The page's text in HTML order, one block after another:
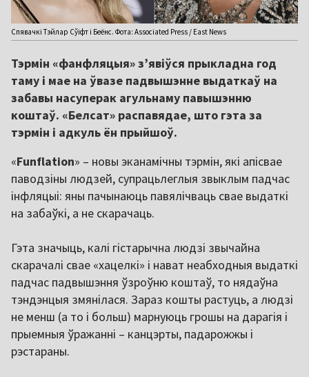
Спявачкі Тэйлар Сўіфт і Беёнс. Фота: Associated Press / East News
Тэрмін «фанфляцыя» з’явіўся прыкладна год
таму і мае на ўвазе падвышэнне выдаткаў на
забавы насуперак агульнаму павышэнню
коштаў. «Белсат» распавядае, што гэта за
тэрмін і адкуль ён прыйшоў.
«Funflation» – новы эканамічны тэрмін, які апісвае
паводзіны людзей, супрацьлеглыя звыклым падчас
інфляцыі: яны пачынаюць павялічваць свае выдаткі
на забаўкі, а не скарачаць.
Гэта значыць, калі гістарычна людзі звычайна
скарачалі свае «хацелкі» і нават неабходныя выдаткі
падчас падвышэння ўзроўню коштаў, то нядаўна
тэндэнцыя змянілася. Зараз кошты растуць, а людзі
не менш (а то і больш) марнуюць грошы на дарагія і
прыемныя ўражанні – канцэрты, падарожжы і
рэстараны.